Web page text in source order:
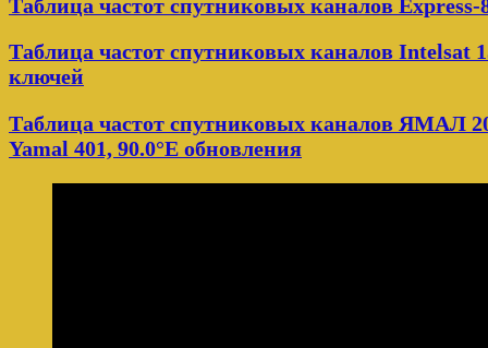
Таблица частот спутниковых каналов Express-
Таблица частот спутниковых каналов Intelsat
ключей
Таблица частот спутниковых каналов ЯМАЛ
Yamal 401, 90.0°E обновления